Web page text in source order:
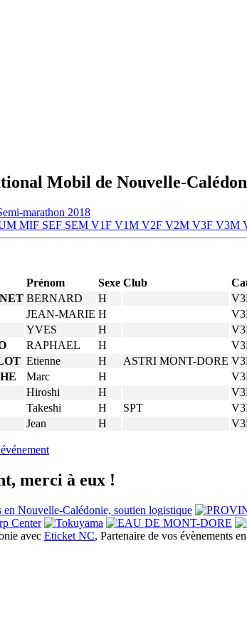
Mobil de Nouvelle-
marathon 2018
MIF SEF SEM V1F V1M V2F V2M V3F V3M
Prénom Sexe Club
BERNARD H
JEAN-MARIE H
YVES H
RAPHAEL H
Etienne H ASTRI MONT-DORE
Marc H
Hiroshi H
Takeshi H SPT
Jean H
merci à eux !
avec Eticket NC, Partenaire de vos évènements